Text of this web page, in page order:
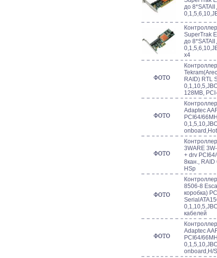
до 8*SATAII
SuperTrak
до 8*SATAII
x4
RAID) RTL
128MB,
Adaptec
PCI64/
3WARE
+ drv
8кан., RAID
HSp
8506-8
коробка)
кабелей
Adaptec
PCI64/
onboard,H/